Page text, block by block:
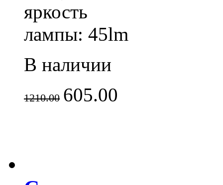
яркость
лампы: 45lm
В наличии
1210.00 605.00